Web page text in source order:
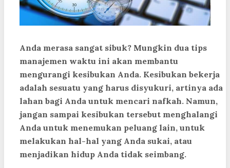
Anda merasa sangat sibuk? Mungkin dua tips
manajemen waktu ini akan membantu
mengurangi kesibukan Anda. Kesibukan bekerja
adalah sesuatu yang harus disyukuri, artinya ada
lahan bagi Anda untuk mencari nafkah. Namun,
jangan sampai kesibukan tersebut menghalangi
Anda untuk menemukan peluang lain, untuk
melakukan hal-hal yang Anda sukai, atau
menjadikan hidup Anda tidak seimbang.